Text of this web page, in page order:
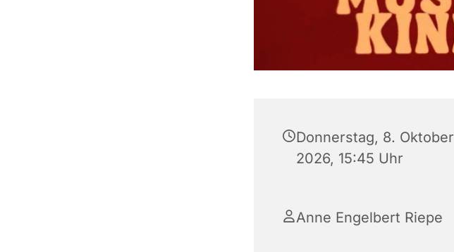
Donnerstag, 8. Oktober
2026, 15:45 Uhr
Anne Engelbert Riepe